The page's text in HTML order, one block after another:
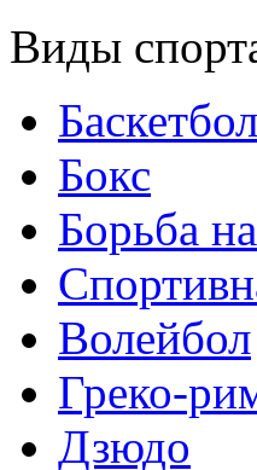
Виды
Баскетбол
Бокс
Борьба
Волейбол
Греко-
Дзюдо